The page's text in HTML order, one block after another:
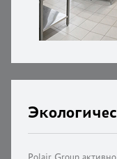
Polair Group